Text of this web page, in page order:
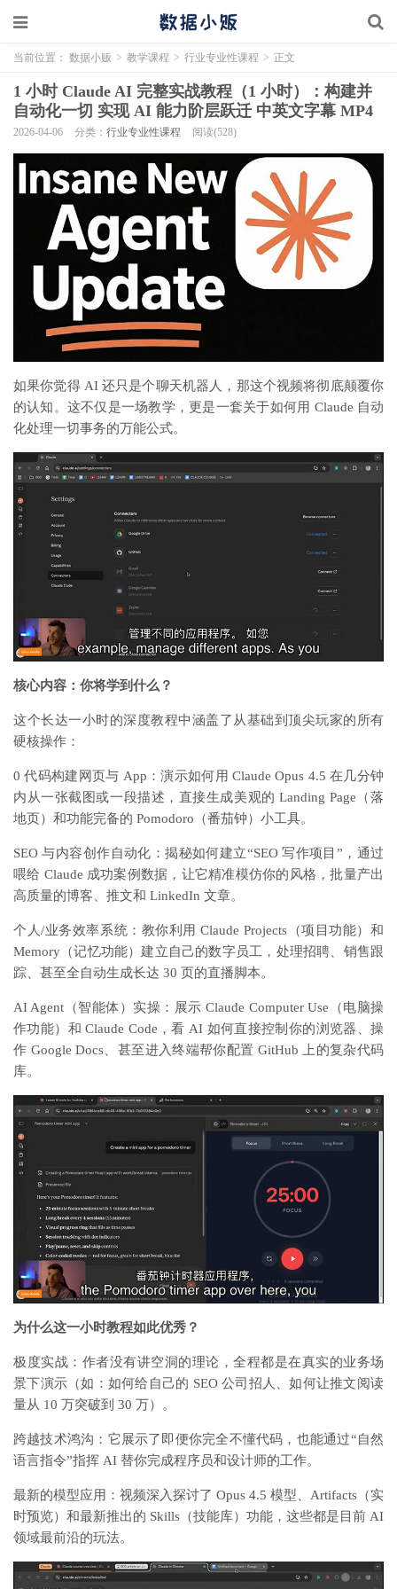
当前位置： 数据小贩 > 教学课程 > 行业专业性课程 > 正文
1 小时 Claude AI 完整实战教程（1 小时）：构建并
自动化一切 实现 AI 能力阶层跃迁 中英文字幕 MP4
2026-04-06 分类： 行业专业性课程 阅读(528)
如果你觉得 AI 还只是个聊天机器人，那这个视频将彻底颠覆你
的认知。这不仅是一场教学，更是一套关于如何用 Claude 自动
化处理一切事务的万能公式。
核心内容：你将学到什么？
这个长达一小时的深度教程中涵盖了从基础到顶尖玩家的所有
硬核操作：
0 代码构建网页与 App：演示如何用 Claude Opus 4.5 在几分钟
内从一张截图或一段描述，直接生成美观的 Landing Page（落
地页）和功能完备的 Pomodoro（番茄钟）小工具。
SEO 与内容创作自动化：揭秘如何建立“SEO 写作项目”，通过
喂给 Claude 成功案例数据，让它精准模仿你的风格，批量产出
高质量的博客、推文和 LinkedIn 文章。
个人/业务效率系统：教你利用 Claude Projects（项目功能）和
Memory（记忆功能）建立自己的数字员工，处理招聘、销售跟
踪、甚至全自动生成长达 30 页的直播脚本。
AI Agent（智能体）实操：展示 Claude Computer Use（电脑操
作功能）和 Claude Code，看 AI 如何直接控制你的浏览器、操
作 Google Docs、甚至进入终端帮你配置 GitHub 上的复杂代码
库。
为什么这一小时教程如此优秀？
极度实战：作者没有讲空洞的理论，全程都是在真实的业务场
景下演示（如：如何给自己的 SEO 公司招人、如何让推文阅读
量从 10 万突破到 30 万）。
跨越技术鸿沟：它展示了即便你完全不懂代码，也能通过“自然
语言指令”指挥 AI 替你完成程序员和设计师的工作。
最新的模型应用：视频深入探讨了 Opus 4.5 模型、Artifacts（实
时预览）和最新推出的 Skills（技能库）功能，这些都是目前 AI
领域最前沿的玩法。